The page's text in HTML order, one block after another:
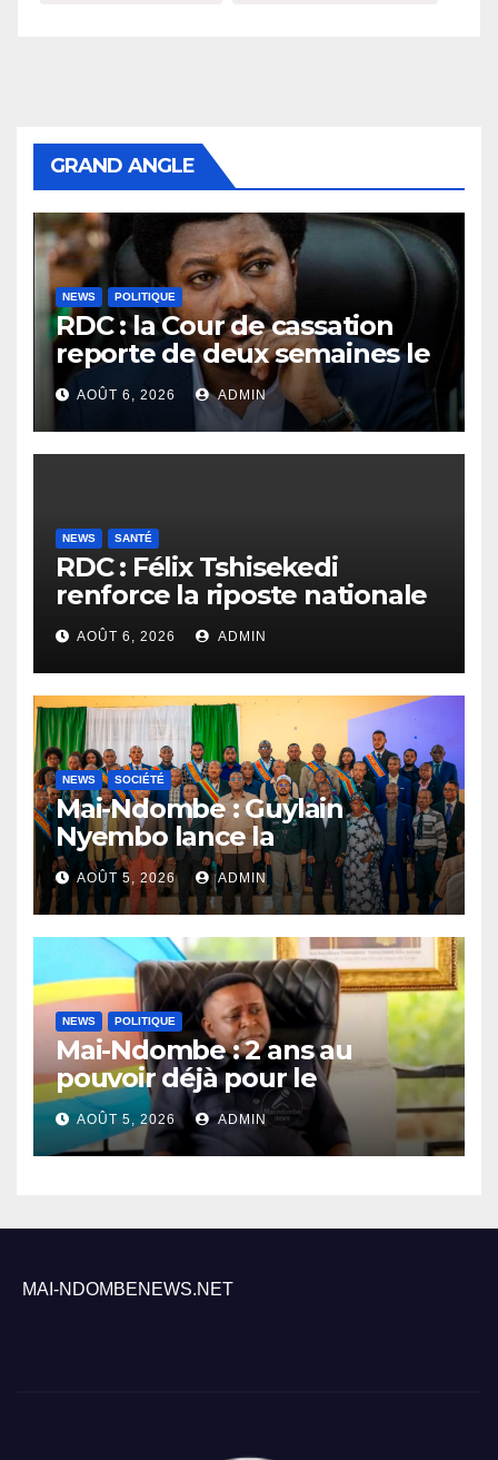
GRAND ANGLE
NEWS POLITIQUE
RDC : la Cour de cassation
reporte de deux semaines le
procès Frivao
AOÛT 6, 2026 ADMIN
NEWS SANTÉ
RDC : Félix Tshisekedi
renforce la riposte nationale
contre l’épidémie d’Ebola
AOÛT 6, 2026 ADMIN
NEWS SOCIÉTÉ
Mai-Ndombe : Guylain
Nyembo lance la
sensibilisation au deuxième
recensement général à
Inongo
AOÛT 5, 2026 ADMIN
NEWS POLITIQUE
Mai-Ndombe : 2 ans au
pouvoir déjà pour le
Gouverneur Nkoso Kevani
AOÛT 5, 2026 ADMIN
MAI-NDOMBENEWS.NET